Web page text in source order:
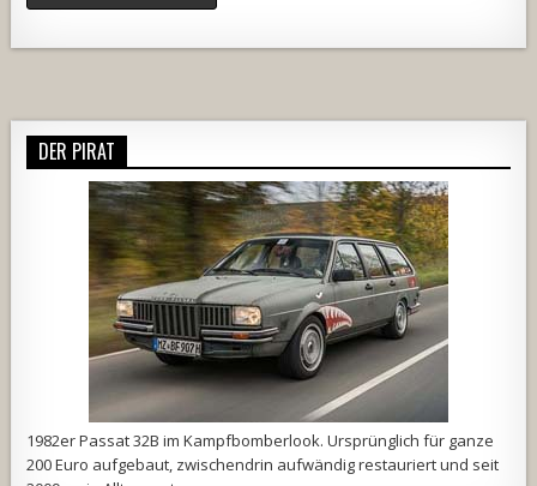
DER PIRAT
1982er Passat 32B im Kampfbomberlook. Ursprünglich für ganze
200 Euro aufgebaut, zwischendrin aufwändig restauriert und seit